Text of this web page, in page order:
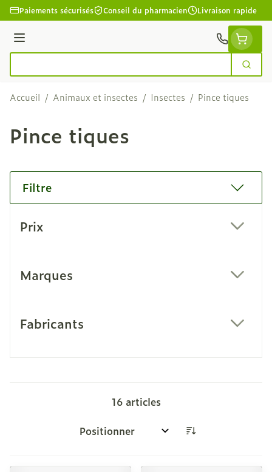
Aller au contenu
Paiements sécurisés Conseil du pharmacien Livraison rapide
Menu
Accueil / Animaux et insectes / Insectes / Pince tiques
Pince tiques
Filtre
Prix
Marques
Fabricants
16articles
Trier par: